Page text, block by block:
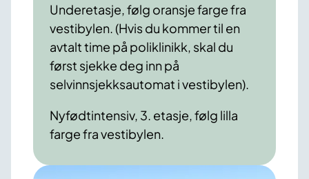
Underetasje, følg oransje farge fra
vestibylen. (Hvis du kommer til en
avtalt time på poliklinikk, skal du
først sjekke deg inn på
selvinnsjekksautomat i vestibylen).
Nyfødtintensiv, 3. etasje, følg lilla
farge fra vestibylen.